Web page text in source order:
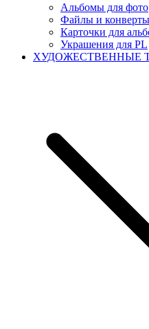
Альбомы для фото
Файлы и
Карточки для
Украшения для PL
ХУДОЖЕСТВЕННЫЕ